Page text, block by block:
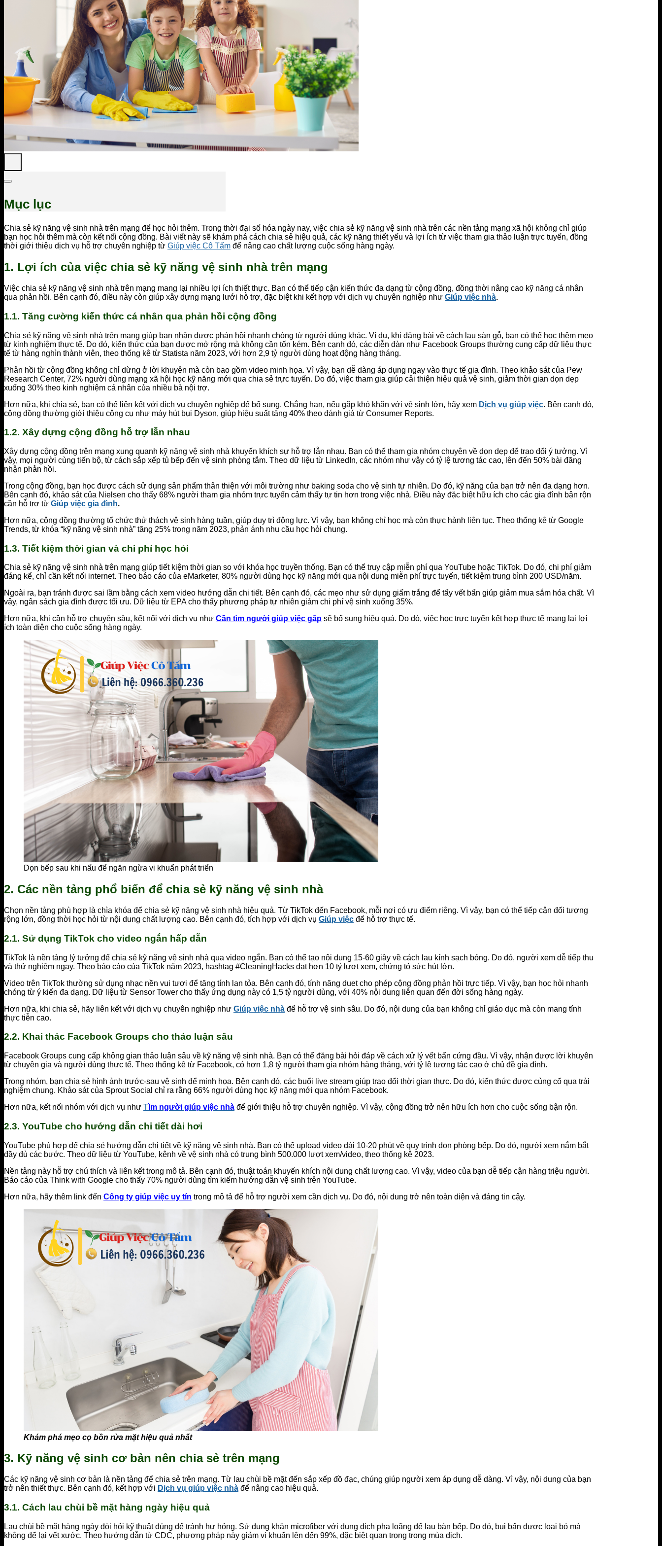
Mục lục
Chia sẻ kỹ năng vệ sinh nhà trên mạng để học hỏi thêm. Trong thời đại số hóa ngày nay, việc chia sẻ kỹ năng vệ sinh nhà trên các nền tảng mạng xã hội không chỉ giúp
bạn học hỏi thêm mà còn kết nối cộng đồng. Bài viết này sẽ khám phá cách chia sẻ hiệu quả, các kỹ năng thiết yếu và lợi ích từ việc tham gia thảo luận trực tuyến, đồng
thời giới thiệu dịch vụ hỗ trợ chuyên nghiệp từ Giúp việc Cô Tấm để nâng cao chất lượng cuộc sống hàng ngày.
1. Lợi ích của việc chia sẻ kỹ năng vệ sinh nhà trên mạng
Việc chia sẻ kỹ năng vệ sinh nhà trên mạng mang lại nhiều lợi ích thiết thực. Bạn có thể tiếp cận kiến thức đa dạng từ cộng đồng, đồng thời nâng cao kỹ năng cá nhân
qua phản hồi. Bên cạnh đó, điều này còn giúp xây dựng mạng lưới hỗ trợ, đặc biệt khi kết hợp với dịch vụ chuyên nghiệp như Giúp việc nhà.
1.1. Tăng cường kiến thức cá nhân qua phản hồi cộng đồng
Chia sẻ kỹ năng vệ sinh nhà trên mạng giúp bạn nhận được phản hồi nhanh chóng từ người dùng khác. Ví dụ, khi đăng bài về cách lau sàn gỗ, bạn có thể học thêm mẹo
từ kinh nghiệm thực tế. Do đó, kiến thức của bạn được mở rộng mà không cần tốn kém. Bên cạnh đó, các diễn đàn như Facebook Groups thường cung cấp dữ liệu thực
tế từ hàng nghìn thành viên, theo thống kê từ Statista năm 2023, với hơn 2,9 tỷ người dùng hoạt động hàng tháng.
Phản hồi từ cộng đồng không chỉ dừng ở lời khuyên mà còn bao gồm video minh họa. Vì vậy, bạn dễ dàng áp dụng ngay vào thực tế gia đình. Theo khảo sát của Pew
Research Center, 72% người dùng mạng xã hội học kỹ năng mới qua chia sẻ trực tuyến. Do đó, việc tham gia giúp cải thiện hiệu quả vệ sinh, giảm thời gian dọn dẹp
xuống 30% theo kinh nghiệm cá nhân của nhiều bà nội trợ.
Hơn nữa, khi chia sẻ, bạn có thể liên kết với dịch vụ chuyên nghiệp để bổ sung. Chẳng hạn, nếu gặp khó khăn với vệ sinh lớn, hãy xem Dịch vụ giúp việc. Bên cạnh đó,
cộng đồng thường giới thiệu công cụ như máy hút bụi Dyson, giúp hiệu suất tăng 40% theo đánh giá từ Consumer Reports.
1.2. Xây dựng cộng đồng hỗ trợ lẫn nhau
Xây dựng cộng đồng trên mạng xung quanh kỹ năng vệ sinh nhà khuyến khích sự hỗ trợ lẫn nhau. Bạn có thể tham gia nhóm chuyên về dọn dẹp để trao đổi ý tưởng. Vì
vậy, mọi người cùng tiến bộ, từ cách sắp xếp tủ bếp đến vệ sinh phòng tắm. Theo dữ liệu từ LinkedIn, các nhóm như vậy có tỷ lệ tương tác cao, lên đến 50% bài đăng
nhận phản hồi.
Trong cộng đồng, bạn học được cách sử dụng sản phẩm thân thiện với môi trường như baking soda cho vệ sinh tự nhiên. Do đó, kỹ năng của bạn trở nên đa dạng hơn.
Bên cạnh đó, khảo sát của Nielsen cho thấy 68% người tham gia nhóm trực tuyến cảm thấy tự tin hơn trong việc nhà. Điều này đặc biệt hữu ích cho các gia đình bận rộn
cần hỗ trợ từ Giúp việc gia đình.
Hơn nữa, cộng đồng thường tổ chức thử thách vệ sinh hàng tuần, giúp duy trì động lực. Vì vậy, bạn không chỉ học mà còn thực hành liên tục. Theo thống kê từ Google
Trends, từ khóa “kỹ năng vệ sinh nhà” tăng 25% trong năm 2023, phản ánh nhu cầu học hỏi chung.
1.3. Tiết kiệm thời gian và chi phí học hỏi
Chia sẻ kỹ năng vệ sinh nhà trên mạng giúp tiết kiệm thời gian so với khóa học truyền thống. Bạn có thể truy cập miễn phí qua YouTube hoặc TikTok. Do đó, chi phí giảm
đáng kể, chỉ cần kết nối internet. Theo báo cáo của eMarketer, 80% người dùng học kỹ năng mới qua nội dung miễn phí trực tuyến, tiết kiệm trung bình 200 USD/năm.
Ngoài ra, bạn tránh được sai lầm bằng cách xem video hướng dẫn chi tiết. Bên cạnh đó, các mẹo như sử dụng giấm trắng để tẩy vết bẩn giúp giảm mua sắm hóa chất. Vì
vậy, ngân sách gia đình được tối ưu. Dữ liệu từ EPA cho thấy phương pháp tự nhiên giảm chi phí vệ sinh xuống 35%.
Hơn nữa, khi cần hỗ trợ chuyên sâu, kết nối với dịch vụ như Cần tìm người giúp việc gấp sẽ bổ sung hiệu quả. Do đó, việc học trực tuyến kết hợp thực tế mang lại lợi
ích toàn diện cho cuộc sống hàng ngày.
Dọn bếp sau khi nấu để ngăn ngừa vi khuẩn phát triển
2. Các nền tảng phổ biến để chia sẻ kỹ năng vệ sinh nhà
Chọn nền tảng phù hợp là chìa khóa để chia sẻ kỹ năng vệ sinh nhà hiệu quả. Từ TikTok đến Facebook, mỗi nơi có ưu điểm riêng. Vì vậy, bạn có thể tiếp cận đối tượng
rộng lớn, đồng thời học hỏi từ nội dung chất lượng cao. Bên cạnh đó, tích hợp với dịch vụ Giúp việc để hỗ trợ thực tế.
2.1. Sử dụng TikTok cho video ngắn hấp dẫn
TikTok là nền tảng lý tưởng để chia sẻ kỹ năng vệ sinh nhà qua video ngắn. Bạn có thể tạo nội dung 15-60 giây về cách lau kính sạch bóng. Do đó, người xem dễ tiếp thu
và thử nghiệm ngay. Theo báo cáo của TikTok năm 2023, hashtag #CleaningHacks đạt hơn 10 tỷ lượt xem, chứng tỏ sức hút lớn.
Video trên TikTok thường sử dụng nhạc nền vui tươi để tăng tính lan tỏa. Bên cạnh đó, tính năng duet cho phép cộng đồng phản hồi trực tiếp. Vì vậy, bạn học hỏi nhanh
chóng từ ý kiến đa dạng. Dữ liệu từ Sensor Tower cho thấy ứng dụng này có 1,5 tỷ người dùng, với 40% nội dung liên quan đến đời sống hàng ngày.
Hơn nữa, khi chia sẻ, hãy liên kết với dịch vụ chuyên nghiệp như Giúp việc nhà để hỗ trợ vệ sinh sâu. Do đó, nội dung của bạn không chỉ giáo dục mà còn mang tính
thực tiễn cao.
2.2. Khai thác Facebook Groups cho thảo luận sâu
Facebook Groups cung cấp không gian thảo luận sâu về kỹ năng vệ sinh nhà. Bạn có thể đăng bài hỏi đáp về cách xử lý vết bẩn cứng đầu. Vì vậy, nhận được lời khuyên
từ chuyên gia và người dùng thực tế. Theo thống kê từ Facebook, có hơn 1,8 tỷ người tham gia nhóm hàng tháng, với tỷ lệ tương tác cao ở chủ đề gia đình.
Trong nhóm, bạn chia sẻ hình ảnh trước-sau vệ sinh để minh họa. Bên cạnh đó, các buổi live stream giúp trao đổi thời gian thực. Do đó, kiến thức được củng cố qua trải
nghiệm chung. Khảo sát của Sprout Social chỉ ra rằng 66% người dùng học kỹ năng mới qua nhóm Facebook.
Hơn nữa, kết nối nhóm với dịch vụ như Tìm người giúp việc nhà để giới thiệu hỗ trợ chuyên nghiệp. Vì vậy, cộng đồng trở nên hữu ích hơn cho cuộc sống bận rộn.
2.3. YouTube cho hướng dẫn chi tiết dài hơi
YouTube phù hợp để chia sẻ hướng dẫn chi tiết về kỹ năng vệ sinh nhà. Bạn có thể upload video dài 10-20 phút về quy trình dọn phòng bếp. Do đó, người xem nắm bắt
đầy đủ các bước. Theo dữ liệu từ YouTube, kênh về vệ sinh nhà có trung bình 500.000 lượt xem/video, theo thống kê 2023.
Nền tảng này hỗ trợ chú thích và liên kết trong mô tả. Bên cạnh đó, thuật toán khuyến khích nội dung chất lượng cao. Vì vậy, video của bạn dễ tiếp cận hàng triệu người.
Báo cáo của Think with Google cho thấy 70% người dùng tìm kiếm hướng dẫn vệ sinh trên YouTube.
Hơn nữa, hãy thêm link đến Công ty giúp việc uy tín trong mô tả để hỗ trợ người xem cần dịch vụ. Do đó, nội dung trở nên toàn diện và đáng tin cậy.
Khám phá mẹo cọ bồn rửa mặt hiệu quả nhất
3. Kỹ năng vệ sinh cơ bản nên chia sẻ trên mạng
Các kỹ năng vệ sinh cơ bản là nền tảng để chia sẻ trên mạng. Từ lau chùi bề mặt đến sắp xếp đồ đạc, chúng giúp người xem áp dụng dễ dàng. Vì vậy, nội dung của bạn
trở nên thiết thực. Bên cạnh đó, kết hợp với Dịch vụ giúp việc nhà để nâng cao hiệu quả.
3.1. Cách lau chùi bề mặt hàng ngày hiệu quả
Lau chùi bề mặt hàng ngày đòi hỏi kỹ thuật đúng để tránh hư hỏng. Sử dụng khăn microfiber với dung dịch pha loãng để lau bàn bếp. Do đó, bụi bẩn được loại bỏ mà
không để lại vết xước. Theo hướng dẫn từ CDC, phương pháp này giảm vi khuẩn lên đến 99%, đặc biệt quan trọng trong mùa dịch.